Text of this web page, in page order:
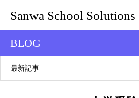
Sanwa School Solutions
BLOG
最新記事